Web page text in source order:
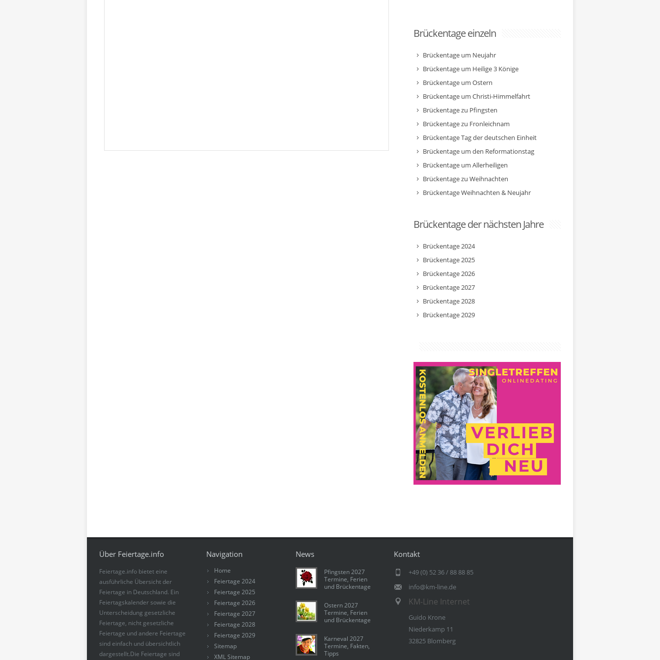
Brückentage einzeln
Brückentage um Neujahr
Brückentage um Heilige 3 Könige
Brückentage um Ostern
Brückentage um Christi-Himmelfahrt
Brückentage zu Pfingsten
Brückentage zu Fronleichnam
Brückentage Tag der deutschen Einheit
Brückentage um den Reformationstag
Brückentage um Allerheiligen
Brückentage zu Weihnachten
Brückentage Weihnachten & Neujahr
Brückentage der nächsten Jahre
Brückentage 2024
Brückentage 2025
Brückentage 2026
Brückentage 2027
Brückentage 2028
Brückentage 2029
Über Feiertage.info
Feiertage.info bietet eine
ausführliche Übersicht der
Feiertage in Deutschland. Ein
Feiertagskalender sowie die
Unterscheidung gesetzliche
Feiertage, nicht gesetzliche
Feiertage und andere Feiertage
sind einfach und übersichtlich
dargestellt.Die Feiertage sind
Navigation
Home
Feiertage 2024
Feiertage 2025
Feiertage 2026
Feiertage 2027
Feiertage 2028
Feiertage 2029
Sitemap
XML Sitemap
News
Pfingsten 2027
Termine, Ferien
und Brückentage
Ostern 2027
Termine, Ferien
und Brückentage
Karneval 2027
Termine, Fakten,
Tipps
Kontakt
+49 (0) 52 36 / 88 88 85
info@km-line.de
KM-Line Internet
Guido Krone
Niederkamp 11
32825 Blomberg